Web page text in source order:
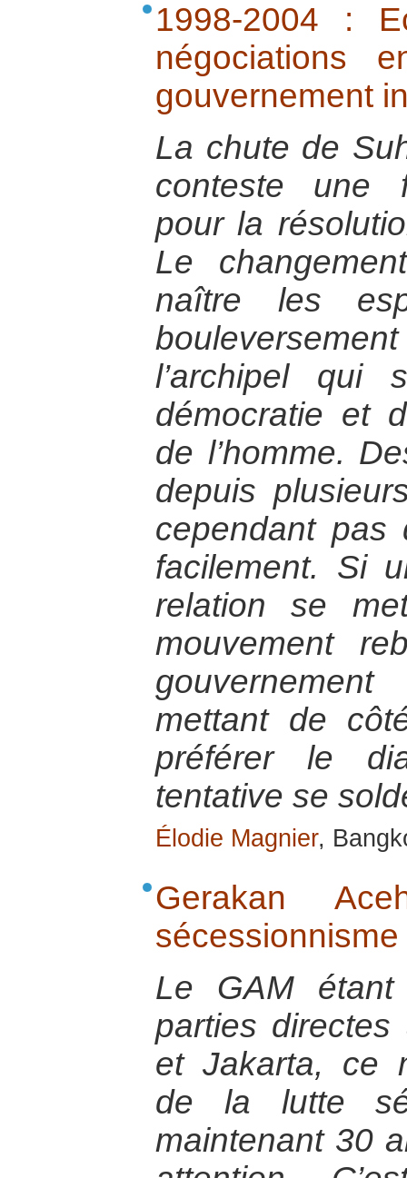
1998-2004 :
négociations
gouvernement
La chute de
conteste une
pour la
Le
naître les
l’archipel
démocratie et
de l’homme.
depuis
cependant
facilement. Si
relation se
mouvement
mettant de
préférer le
tentative se
Élodie Magnier,
Gerakan
Le GAM étant
parties
et Jakarta, ce
de la lutte
maintenant 30